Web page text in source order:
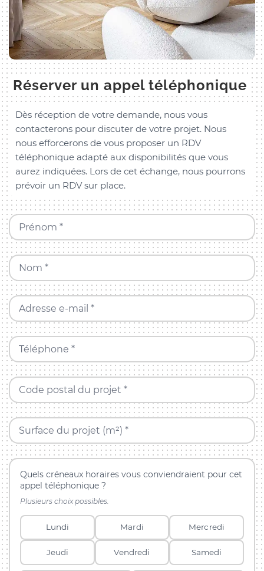
Réserver un appel téléphonique
Dès réception de votre demande, nous vous
contacterons pour discuter de votre projet. Nous
nous efforcerons de vous proposer un RDV
téléphonique adapté aux disponibilités que vous
aurez indiquées. Lors de cet échange, nous pourrons
prévoir un RDV sur place.
Prénom *
Nom *
Adresse e-mail *
Téléphone *
Code postal du projet *
Surface du projet (m²) *
Quels créneaux horaires vous conviendraient pour cet
appel téléphonique ?
Plusieurs choix possibles.
Lundi Mardi Mercredi
Jeudi Vendredi Samedi